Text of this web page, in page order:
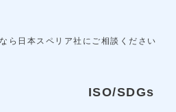
ら日本スペリア社にご相談ください
ISO/SDGs